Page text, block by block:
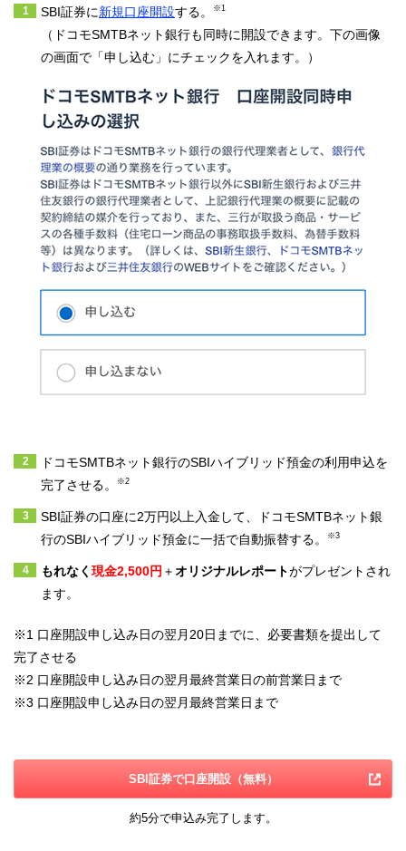
SBI証券に新規口座開設する。 ※1
（ドコモSMTBネット銀行も同時に開設できます。下の画像
の画面で「申し込む」にチェックを入れます。）
ドコモSMTBネット銀行のSBIハイブリッド預金の利用申込を
完了させる。
※2
SBI証券の口座に2万円以上入金して、ドコモSMTBネット銀
行のSBIハイブリッド預金に一括で自動振替する。
※3
もれなく 現金2,500円 ＋オリジナルレポートがプレゼントされ
ます。
※1 口座開設申し込み日の翌月20日までに、必要書類を提出して
完了させる
※2 口座開設申し込み日の翌月最終営業日の前営業日まで
※3 口座開設申し込み日の翌月最終営業日まで
SBI証券で口座開設（無料）
約5分で申込み完了します。